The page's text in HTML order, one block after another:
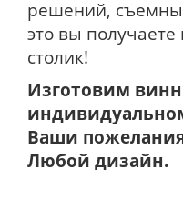
решений,
это вы
столик!
Изготовим
Ваши
Любой дизайн.